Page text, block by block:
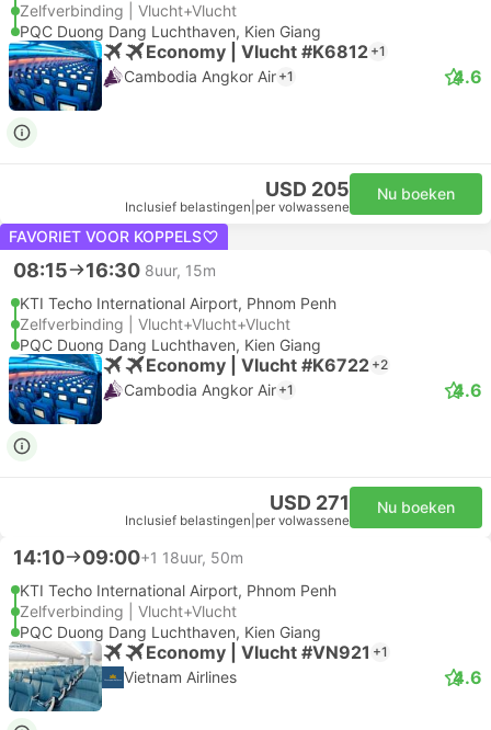
Zelfverbinding | Vlucht+Vlucht
PQC Duong Dang Luchthaven, Kien Giang
Economy | Vlucht #K6812 +1
Cambodia Angkor Air +1 4.6
USD 205
Inclusief belastingen per volwassene
Nu boeken
FAVORIET VOOR KOPPELS
08:15 16:30 8uur, 15m
KTI Techo International Airport, Phnom Penh
Zelfverbinding | Vlucht+Vlucht+Vlucht
PQC Duong Dang Luchthaven, Kien Giang
Economy | Vlucht #K6722 +2
Cambodia Angkor Air +1 4.6
USD 271
Inclusief belastingen per volwassene
Nu boeken
14:10 09:00+1 18uur, 50m
KTI Techo International Airport, Phnom Penh
Zelfverbinding | Vlucht+Vlucht
PQC Duong Dang Luchthaven, Kien Giang
Economy | Vlucht #VN921 +1
Vietnam Airlines 4.6